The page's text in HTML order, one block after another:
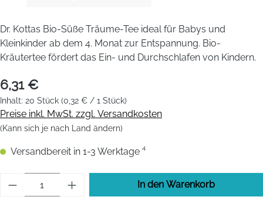
Dr. Kottas Bio-Süße Träume-Tee ideal für Babys und
Kleinkinder ab dem 4. Monat zur Entspannung. Bio-
Kräutertee fördert das Ein- und Durchschlafen von Kindern.
6,31 €
Inhalt: 20 Stück (0,32 € / 1 Stück)
Preise inkl. MwSt. zzgl. Versandkosten
(Kann sich je nach Land ändern)
Versandbereit in 1-3 Werktage ⁴
Produkt Anzahl: Gib den gewünschten
In den Warenkorb